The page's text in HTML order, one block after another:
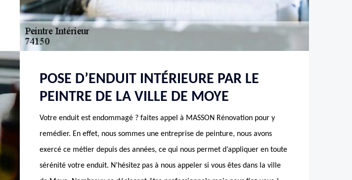
POSE D’ENDUIT INTÉRIEURE PAR LE
PEINTRE DE LA VILLE DE MOYE
Votre enduit est endommagé ? faites appel à MASSON Rénovation pour y
remédier. En effet, nous sommes une entreprise de peinture, nous avons
exercé ce métier depuis des années, ce qui nous permet d’appliquer en toute
sérénité votre enduit. N’hésitez pas à nous appeler si vous êtes dans la ville